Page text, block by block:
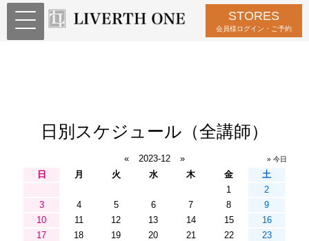
STORES
会員様ログイン・ご予約
日別スケジュール（全講師）
« 2023-12 » » 今日
日 月 火 水 木 金
土
1
2
3
4 5 6 7 8
9
10
11 12 13 14 15
16
17
18 19 20 21 22
23